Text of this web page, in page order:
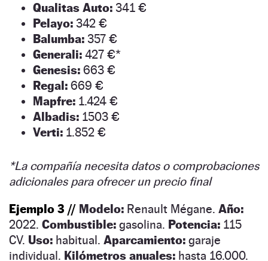
Qualitas Auto: 341 €
Pelayo: 342 €
Balumba: 357 €
Generali: 427 €*
Genesis: 663 €
Regal: 669 €
Mapfre: 1.424 €
Albadis: 1503 €
Verti: 1.852 €
*La compañía necesita datos o comprobaciones
adicionales para ofrecer un precio final
Ejemplo 3 // Modelo: Renault Mégane. Año:
2022. Combustible: gasolina. Potencia: 115
CV. Uso: habitual. Aparcamiento: garaje
individual. Kilómetros anuales: hasta 16.000.